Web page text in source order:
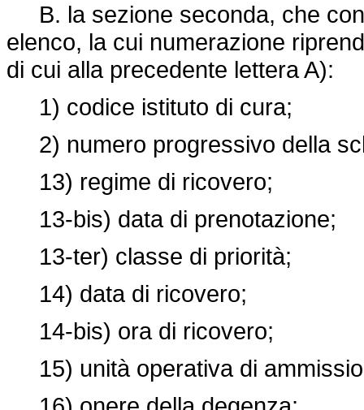
B. la sezione seconda, che
elenco, la cui numerazione
di cui alla precedente lettera A):
1) codice istituto di cura;
2) numero progressivo della
13) regime di ricovero;
13-bis) data di prenotazione;
13-ter) classe di priorità;
14) data di ricovero;
14-bis) ora di ricovero;
15) unità operativa di